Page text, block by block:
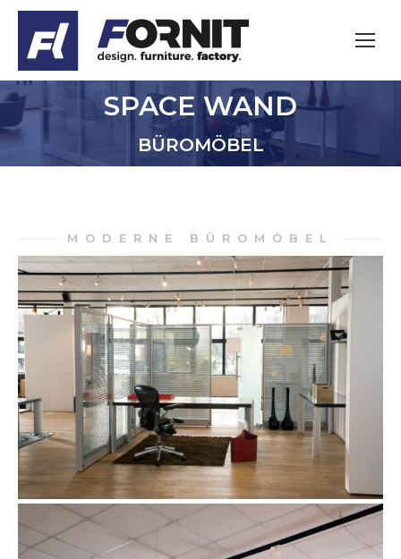
SPACE WAND
BÜROMÖBEL
Sie befinden sich hier:
MODERNE BÜROMÖBEL